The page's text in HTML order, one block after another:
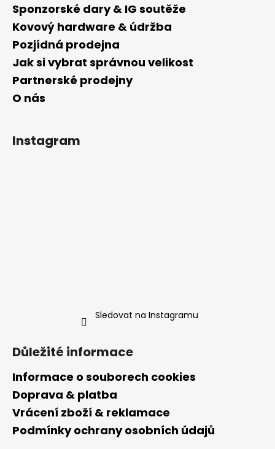
Sponzorské dary & IG soutěže
Kovový hardware & údržba
Pozjídná prodejna
Jak si vybrat správnou velikost
Partnerské prodejny
O nás
Instagram
Sledovat na Instagramu
Důležité informace
Informace o souborech cookies
Doprava & platba
Vrácení zboží & reklamace
Podmínky ochrany osobních údajů